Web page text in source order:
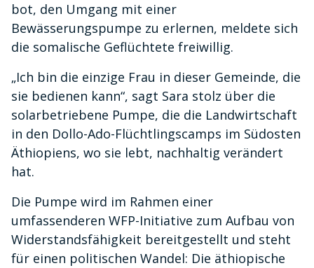
bot, den Umgang mit einer
Bewässerungspumpe zu erlernen, meldete sich
die somalische Geflüchtete freiwillig.
„Ich bin die einzige Frau in dieser Gemeinde, die
sie bedienen kann“, sagt Sara stolz über die
solarbetriebene Pumpe, die die Landwirtschaft
in den Dollo-Ado-Flüchtlingscamps im Südosten
Äthiopiens, wo sie lebt, nachhaltig verändert
hat.
Die Pumpe wird im Rahmen einer
umfassenderen WFP-Initiative zum Aufbau von
Widerstandsfähigkeit bereitgestellt und steht
für einen politischen Wandel: Die äthiopische